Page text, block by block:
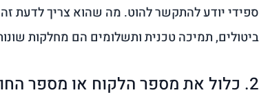
ספידי יודע להתקשר להוט. מה שהוא צריך לדעת זה
ביטולים, תמיכה טכנית ותשלומים הם מחלקות
2. כלול את מספר הלקוח או מספר החוזה